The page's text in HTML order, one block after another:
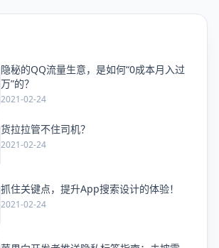
隐秘的QQ流量生意，是如何“0成本月入过
万”的？
2021-02-24
货拉拉管不住司机？
2021-02-24
抓住关键点，提升App搜索设计的体验！
2021-02-24